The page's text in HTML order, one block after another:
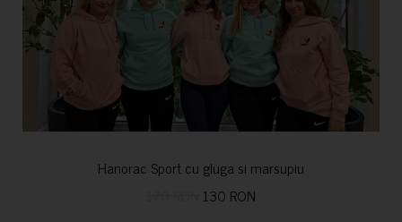
Hanorac Sport cu gluga si marsupiu
130 RON